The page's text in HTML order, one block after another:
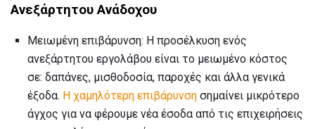
Ανεξάρτητου Ανάδοχου
Μειωμένη επιβάρυνση: Η προσέλκυση ενός
ανεξάρτητου εργολάβου είναι το μειωμένο κόστος
σε: δαπάνες, μισθοδοσία, παροχές και άλλα γενικά
έξοδα. Η χαμηλότερη επιβάρυνση σημαίνει μικρότερο
άγχος για να φέρουμε νέα έσοδα από τις επιχειρήσεις